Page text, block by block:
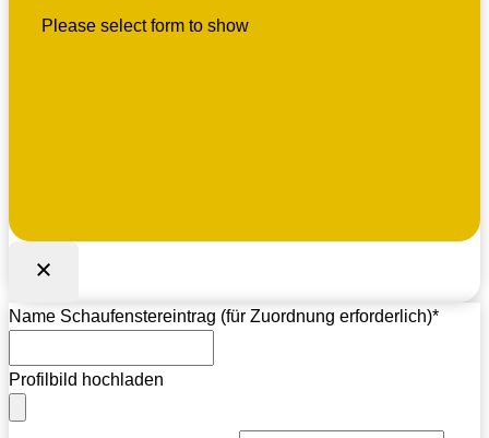
Please select form to show
Name Schaufenstereintrag (für Zuordnung erforderlich)*
Profilbild hochladen